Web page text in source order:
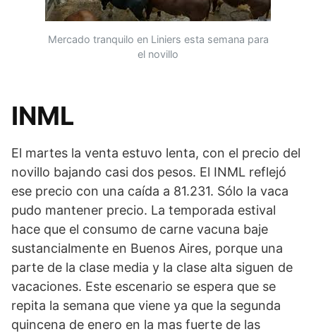
Mercado tranquilo en Liniers esta semana para
el novillo
INML
El martes la venta estuvo lenta, con el precio del
novillo bajando casi dos pesos. El INML reflejó
ese precio con una caída a 81.231. Sólo la vaca
pudo mantener precio. La temporada estival
hace que el consumo de carne vacuna baje
sustancialmente en Buenos Aires, porque una
parte de la clase media y la clase alta siguen de
vacaciones. Este escenario se espera que se
repita la semana que viene ya que la segunda
quincena de enero en la mas fuerte de las